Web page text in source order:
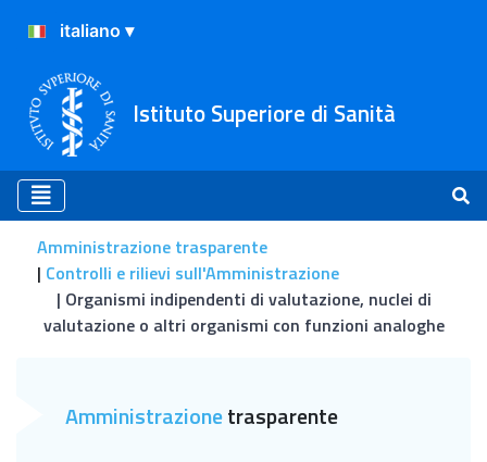
Istituto Superiore di Sanità
Amministrazione trasparente
Controlli e rilievi sull'Amministrazione
Organismi indipendenti di valutazione, nuclei di
valutazione o altri organismi con funzioni analoghe
Amministrazionetrasparente